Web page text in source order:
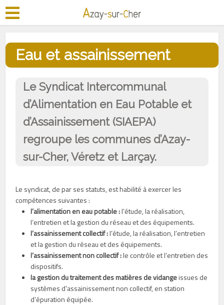
Eau et assainissement
Le Syndicat Intercommunal
d’Alimentation en Eau Potable et
d’Assainissement (SIAEPA)
regroupe les communes d’Azay-
sur-Cher, Véretz et Larçay.
Le syndicat, de par ses statuts, est habilité à exercer les
compétences suivantes :
l’alimentation en eau potable :l’étude, la réalisation,
l’entretien et la gestion du réseau et des équipements.
l’assainissement collectif :l’étude, la réalisation, l’entretien
et la gestion du réseau et des équipements.
l’assainissement non collectif :le contrôle et l’entretien des
dispositifs.
la gestion du traitement des matières de vidangeissues de
systèmes d’assainissement non collectif, en station
d’épuration équipée.